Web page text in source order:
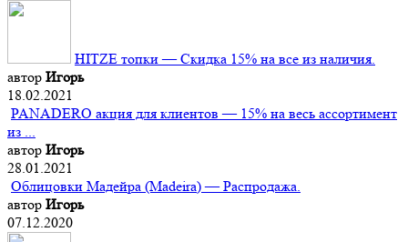
HITZE топки — Скидка 15% на все из наличия.
автор Игорь
18.02.2021
PANADERO акция для клиентов — 15% на весь ассортимент
из ...
автор Игорь
28.01.2021
Облицовки Мадейра (Мadeira) — Распродажа.
автор Игорь
07.12.2020